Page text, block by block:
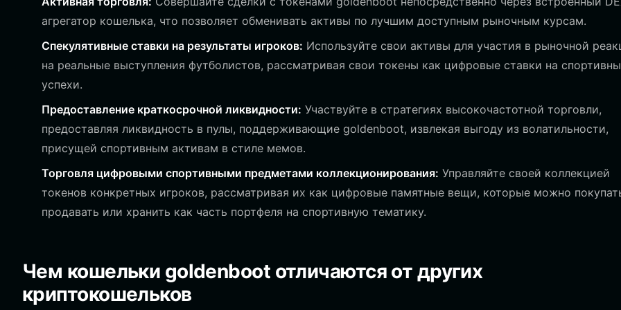
агрегатор кошелька, что позволяет обменивать активы по лучшим доступным рыночным курсам.
Спекулятивные ставки на результаты игроков: Используйте свои активы для участия в рыночной
на реальные выступления футболистов, рассматривая свои токены как цифровые ставки на
успехи.
Предоставление краткосрочной ликвидности: Участвуйте в стратегиях высокочастотной торговли,
предоставляя ликвидность в пулы, поддерживающие goldenboot, извлекая выгоду из волатильности,
присущей спортивным активам в стиле мемов.
Торговля цифровыми спортивными предметами коллекционирования: Управляйте своей коллекцией
токенов конкретных игроков, рассматривая их как цифровые памятные вещи, которые можно
продавать или хранить как часть портфеля на спортивную тематику.
Чем кошельки goldenboot отличаются от других
криптокошельков